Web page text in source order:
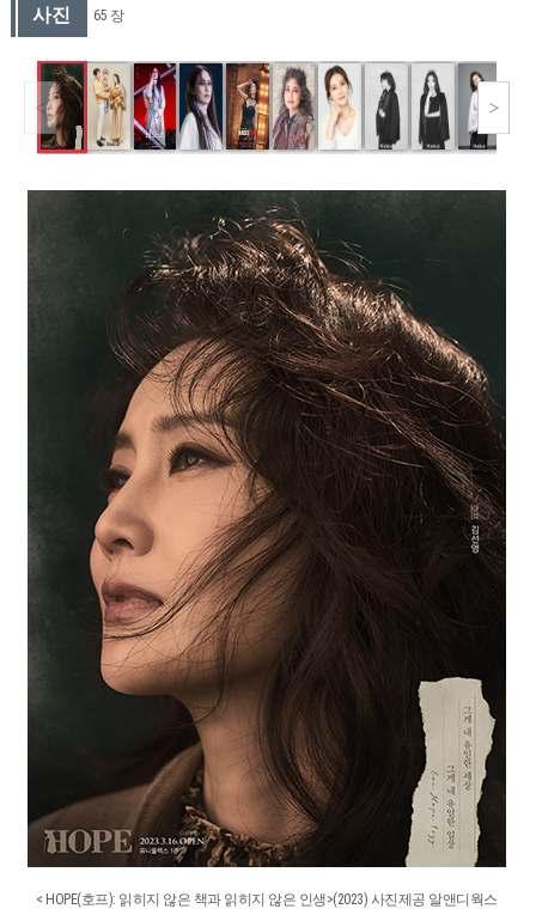
사진 65 장
< HOPE(호프): 읽히지 않은 책과 읽히지 않은 인생>(2023) 사진제공 알앤디웍스